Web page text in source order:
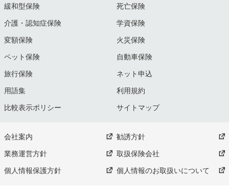
緩和型保険 死亡保険
介護・認知症保険 学資保険
変額保険 火災保険
ペット保険 自動車保険
旅行保険 ネット申込
用語集 利用規約
比較表示ポリシー サイトマップ
会社案内 勧誘方針
業務運営方針 取扱保険会社
個人情報保護方針 個人情報のお取扱いについて